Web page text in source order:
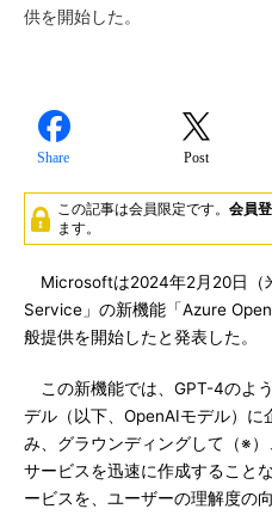
供を開始した。
Share Post
この記事は会員限定です。 会員
ます。
Microsoftは2024年2月20日（
Service」の新機能「Azure
般提供を開始したと発表した。
この新機能では、GPT-4のよ
デル（以下、OpenAIモデル）に
み、グラウンディングして（※
サービスを迅速に作成すること
ービスを、ユーザーの理解度の